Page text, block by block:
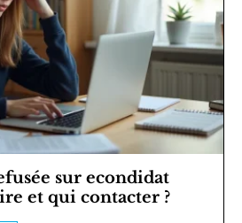
sur econdidat
et qui contacter ?